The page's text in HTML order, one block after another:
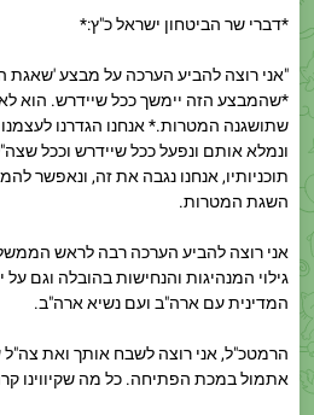
"אני רוצה להביע הערכה על מבצע 'שאגת
שתושגנה המטרות.* אנחנו הגדרנו לעצמנו
ונמלא אותם ונפעל ככל שיידרש וככל
תוכניותיו, אנחנו נגבה את זה, ונאפשר
השגת המטרות.
אני רוצה להביע הערכה רבה לראש הממשלה
המדינית עם ארה"ב ועם נשיא ארה"ב.
הרמטכ"ל, אני רוצה לשבח אותך ואת צה"ל
אני מלא הערכה לתכנון, לבניית הכוח,